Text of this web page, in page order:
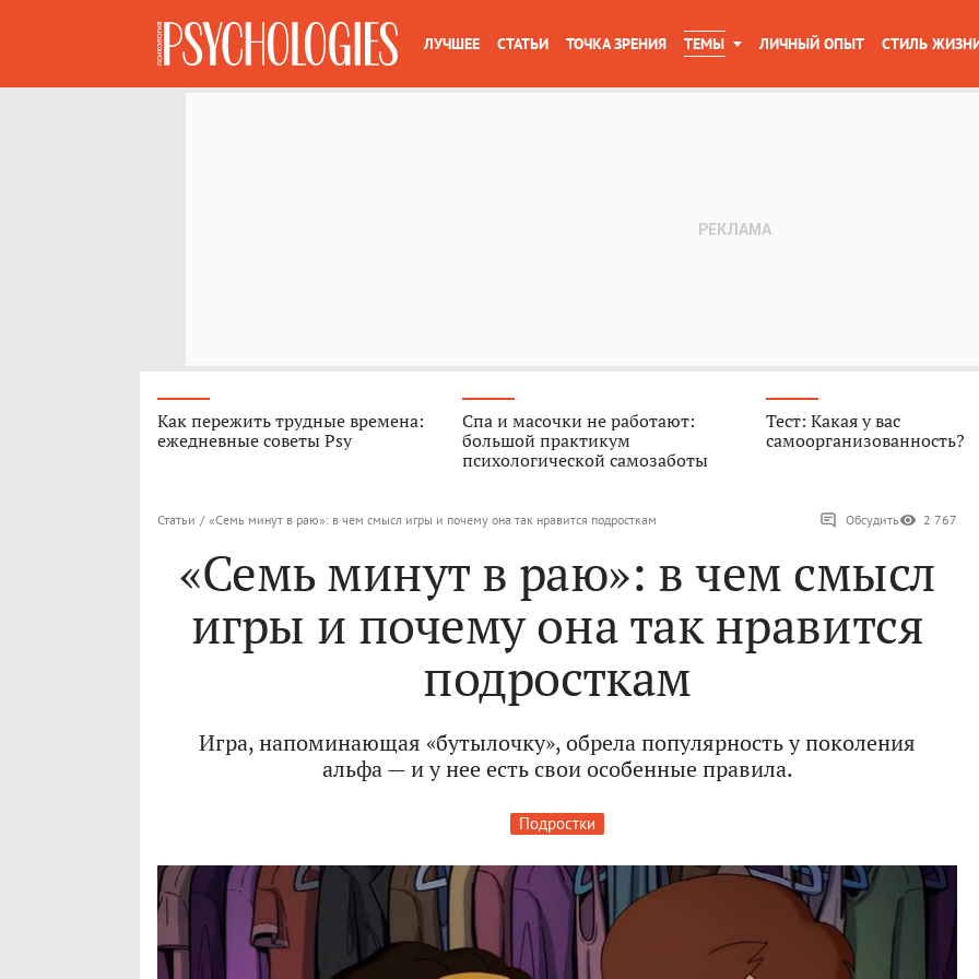
ЛУЧШЕЕ СТАТЬИ ТОЧКА ЗРЕНИЯ ТЕМЫ ЛИЧНЫЙ ОПЫТ СТИЛЬ
Как пережить трудные времена:
ежедневные советы Psy
Спа и масочки не работают:
большой практикум
психологической самозаботы
Тест: Какая у вас
самоорганизованность?
Статьи / «Семь минут в раю»: в чем смысл игры и почему она так нравится подросткам Обсудить 2 767
«Семь минут в раю»: в чем смысл
игры и почему она так нравится
подросткам
Игра, напоминающая «бутылочку», обрела популярность у поколения
альфа — и у нее есть свои особенные правила.
Подростки